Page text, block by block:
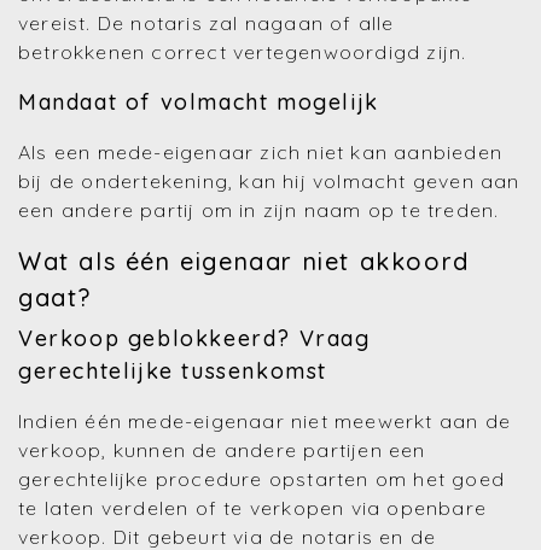
vereist. De notaris zal nagaan of alle
betrokkenen correct vertegenwoordigd zijn.
Mandaat of volmacht mogelijk
Als een mede-eigenaar zich niet kan aanbieden
bij de ondertekening, kan hij volmacht geven aan
een andere partij om in zijn naam op te treden.
Wat als één eigenaar niet akkoord
gaat?
Verkoop geblokkeerd? Vraag
gerechtelijke tussenkomst
Indien één mede-eigenaar niet meewerkt aan de
verkoop, kunnen de andere partijen een
gerechtelijke procedure opstarten om het goed
te laten verdelen of te verkopen via openbare
verkoop. Dit gebeurt via de notaris en de